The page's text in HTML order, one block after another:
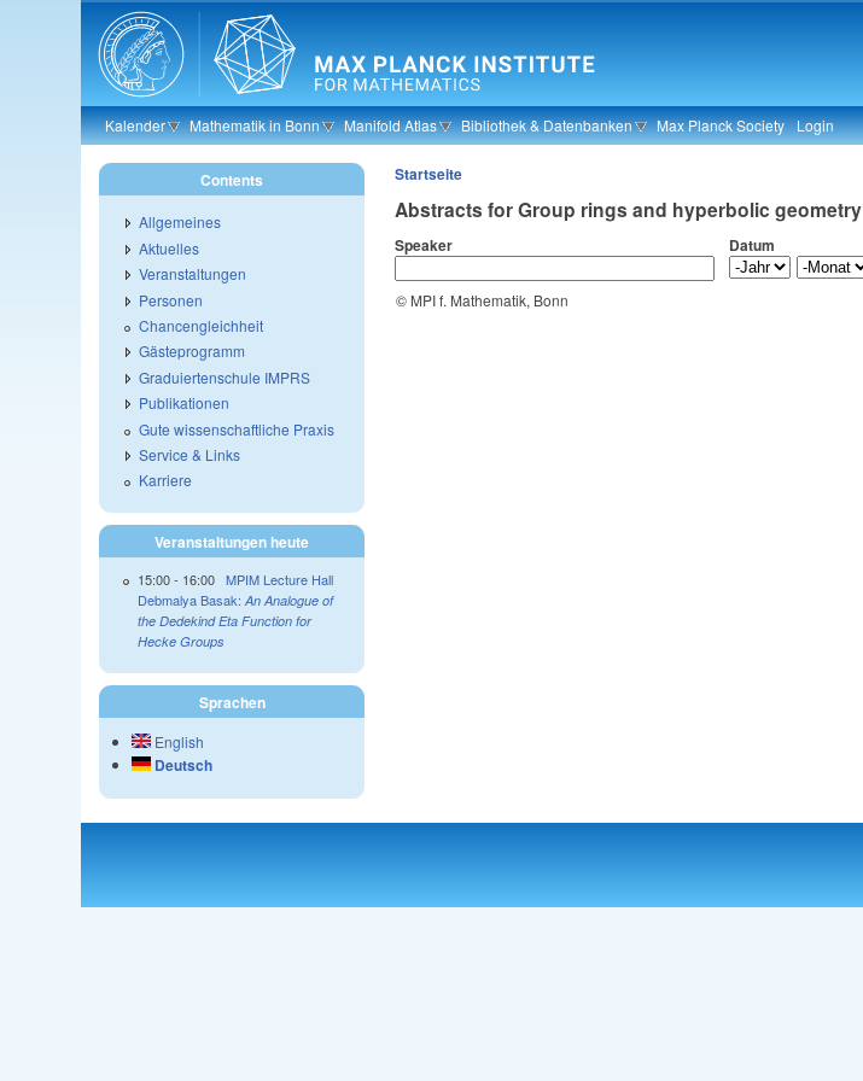
Kalender Mathematik in Bonn Manifold Atlas Bibliothek & Datenbanken Max Planck Society Login
Startseite
Abstracts for Group rings and hyperbolic geometry
Speaker Datum
© MPI f. Mathematik, Bonn
Contents
Allgemeines
Aktuelles
Veranstaltungen
Personen
Chancengleichheit
Gästeprogramm
Graduiertenschule IMPRS
Publikationen
Gute wissenschaftliche Praxis
Service & Links
Karriere
Veranstaltungen heute
15:00- 16:00 MPIM Lecture Hall
Debmalya Basak: An Analogue of
the Dedekind Eta Function for
Hecke Groups
Sprachen
English
Deutsch